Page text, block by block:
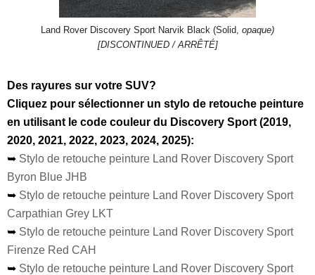
Land Rover Discovery Sport Narvik Black (Solid, opaque)
[DISCONTINUED / ARRÊTÉ]
Des rayures sur votre SUV?
Cliquez pour sélectionner un stylo de retouche peinture
en utilisant le code couleur du Discovery Sport (2019,
2020, 2021, 2022, 2023, 2024, 2025):
➥ Stylo de retouche peinture Land Rover Discovery Sport
Byron Blue JHB
➥ Stylo de retouche peinture Land Rover Discovery Sport
Carpathian Grey LKT
➥ Stylo de retouche peinture Land Rover Discovery Sport
Firenze Red CAH
➥ Stylo de retouche peinture Land Rover Discovery Sport